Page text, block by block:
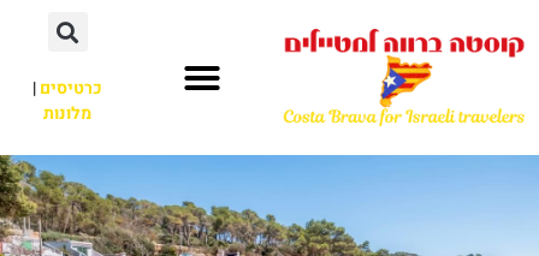
כרטיסים|
מלונות